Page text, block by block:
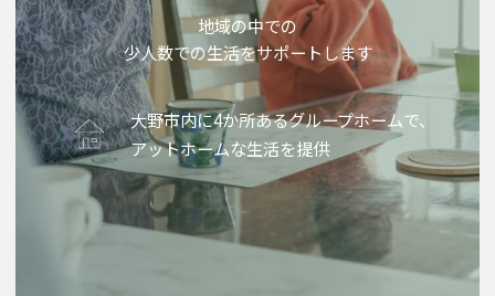
地域の中での
少人数での生活をサポートします
大野市内に4か所あるグループホームで、
アットホームな生活を提供